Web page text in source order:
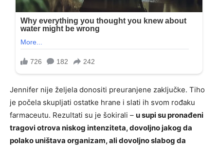
Jennifer nije željela donositi preuranjene zaključke. Tiho
je počela skupljati ostatke hrane i slati ih svom rođaku
farmaceutu. Rezultati su je šokirali – u supi su pronađeni
tragovi otrova niskog intenziteta, dovoljno jakog da
polako uništava organizam, ali dovoljno slabog da